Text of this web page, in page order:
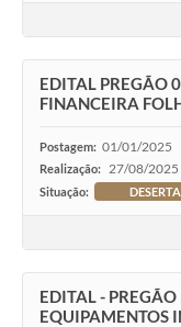
EDITAL PREGÃO
FINANCEIRA
Postagem: 01/01/2025
Realização: 27/08/2025
Situação: DESERTA
EDITAL -
EQUIPAMENTOS